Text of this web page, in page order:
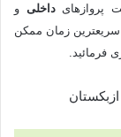
پروازهایداخلی و
زمان ممکن